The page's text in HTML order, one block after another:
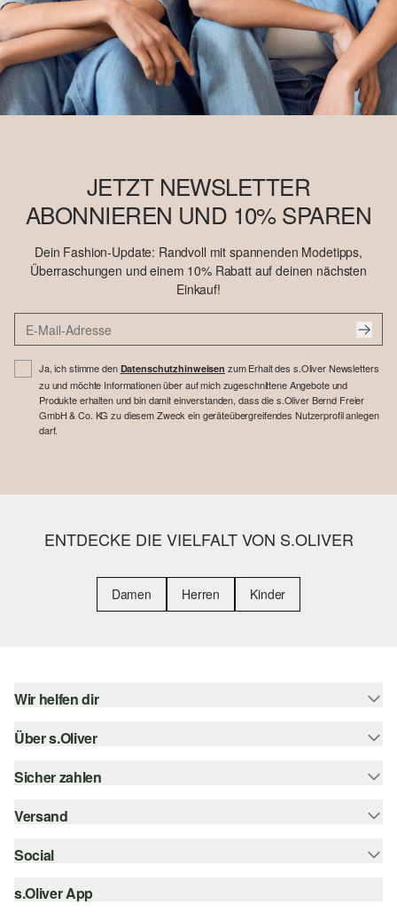
JETZT NEWSLETTER
ABONNIEREN UND 10% SPAREN
Dein Fashion-Update: Randvoll mit spannenden Modetipps,
Überraschungen und einem 10% Rabatt auf deinen nächsten
Einkauf!
Ja, ich stimme den Datenschutzhinweisen zum Erhalt des s.Oliver Newsletters
zu und möchte Informationen über auf mich zugeschnittene Angebote und
Produkte erhalten und bin damit einverstanden, dass die s.Oliver Bernd Freier
GmbH & Co. KG zu diesem Zweck ein geräteübergreifendes Nutzerprofil anlegen
darf.
ENTDECKE DIE VIELFALT VON S.OLIVER
Damen Herren Kinder
Wir helfen dir
Hilfe & FAQ
Größenberatung
Top-Kategorien
Bestellung widerrufen
Über s.Oliver
s.Oliver Magazin
Whatsapp
s.Oliver Group
Sicher zahlen
Rechnung
Kreditkarte
Versand
Sendungsverfolgung
DHL
Social
instagram
s.Oliver App